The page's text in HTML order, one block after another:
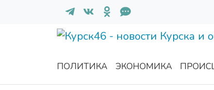
ПОЛИТИКА ЭКОНОМИКА